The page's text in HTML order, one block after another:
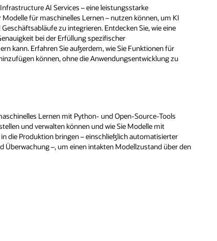
AI Services – eine leistungsstarke
für maschinelles Lernen – nutzen können, um KI
zu integrieren. Entdecken Sie, wie eine
bei der Erfüllung spezifischer
kann. Erfahren Sie außerdem, wie Sie Funktionen für
können, ohne die Anwendungsentwicklung zu
Lernen mit Python- und Open-Source-Tools
und verwalten können und wie Sie Modelle mit
die Produktion bringen – einschließlich automatisierter
Überwachung –, um einen intakten Modellzustand über den